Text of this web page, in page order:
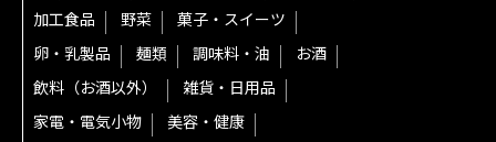
加工食品
野菜
菓子・スイーツ
卵・乳製品
麺類 調味料・油
お酒
飲料（お酒以外）
雑貨・日用品
家電・電気小物
美容・健康